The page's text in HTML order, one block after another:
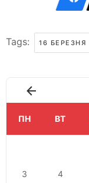
Tags: 16 БЕРЕЗНЯ
ПН ВТ
3 4